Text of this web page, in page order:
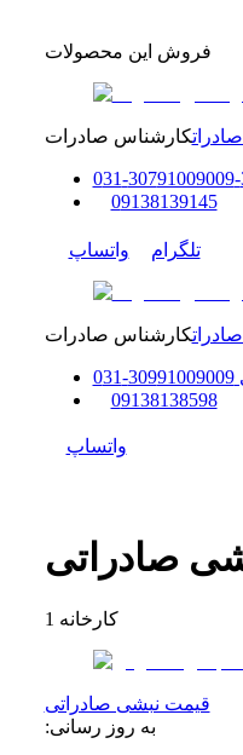
صادراتی
1 کارخانه
قیمت نبشی صادراتی
به روز رسانی:
فروش این محصولات
کارشناس صادرات
91009009
-
031
09138139145
تلگرام واتساپ
کارشناس صادرات
30991009009
-
031
09138138598
واتساپ